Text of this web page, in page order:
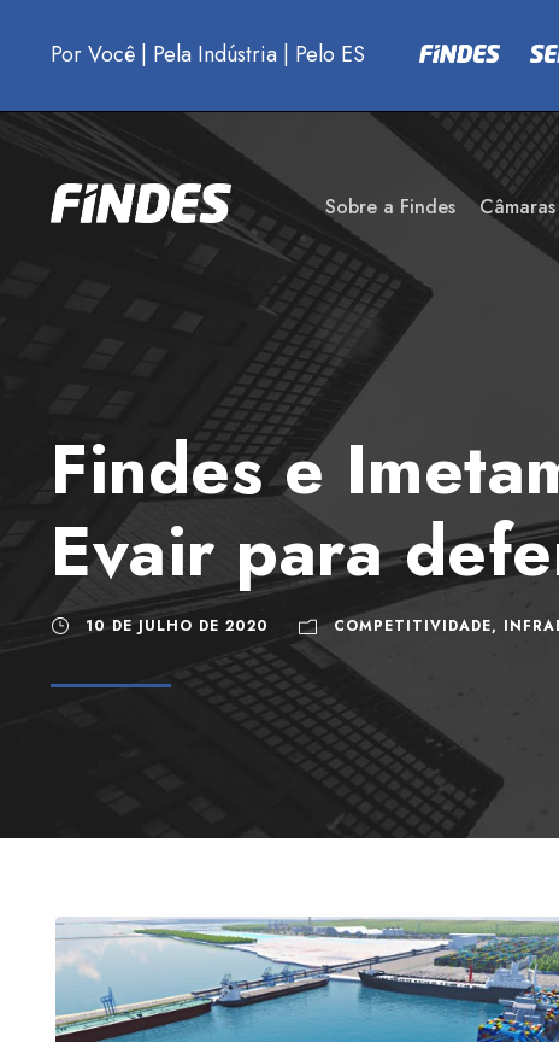
Por Você | Pela Indústria | Pelo ES
Sobre a Findes Câmaras
Findes e
Evair para
10 DE JULHO DE 2020 COMPETITIVIDADE,